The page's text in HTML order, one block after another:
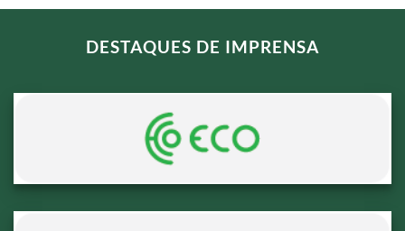
DESTAQUES DE IMPRENSA